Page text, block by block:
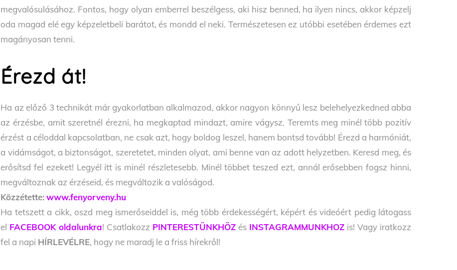
megvalósulásához. Fontos, hogy olyan emberrel beszélgess, aki hisz benned, ha ilyen nincs, akkor képzelj
oda magad elé egy képzeletbeli barátot, és mondd el neki. Természetesen ez utóbbi esetében érdemes ezt
magányosan tenni.
Érezd át!
Ha az előző 3 technikát már gyakorlatban alkalmazod, akkor nagyon könnyű lesz belehelyezkedned abba
az érzésbe, amit szeretnél érezni, ha megkaptad mindazt, amire vágysz. Teremts meg minél több pozitív
érzést a céloddal kapcsolatban, ne csak azt, hogy boldog leszel, hanem bontsd tovább! Érezd a harmóniát,
a vidámságot, a biztonságot, szeretetet, minden olyat, ami benne van az adott helyzetben. Keresd meg, és
erősítsd fel ezeket! Legyél itt is minél részletesebb. Minél többet teszed ezt, annál erősebben fogsz hinni,
megváltoznak az érzéseid, és megváltozik a valóságod.
Közzétette: www.fenyorveny.hu
Ha tetszett a cikk, oszd meg ismerőseiddel is, még több érdekességért, képért és videóért pedig látogass
el FACEBOOK oldalunkra! Csatlakozz PINTERESTÜNKHÖZ és INSTAGRAMMUNKHOZ is! Vagy iratkozz
fel a napi HÍRLEVÉLRE, hogy ne maradj le a friss hírekről!